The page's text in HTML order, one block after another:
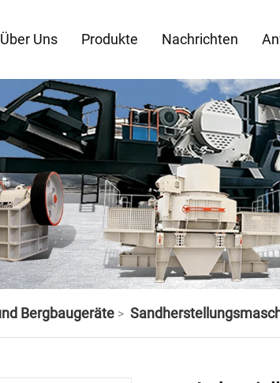
Über Uns Produkte Nachrichten
Bergbaugeräte>